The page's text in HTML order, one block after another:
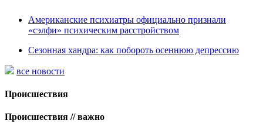
Американские психиатры официально признали
«сэлфи» психическим расстройством
Сезонная хандра: как побороть осеннюю депрессию
все новости
Происшествия
Происшествия // важно